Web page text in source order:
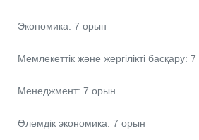
Экономика: 7 орын
Мемлекеттік және жергілікті басқару:
Менеджмент: 7 орын
Әлемдік экономика: 7 орын